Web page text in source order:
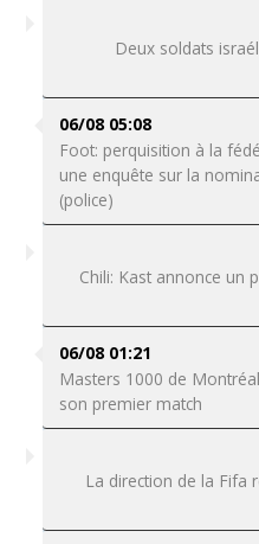
Deux soldats
06/08 05:08
Foot: perquisition à la
une enquête sur la
(police)
Chili: Kast annonce un
06/08 01:21
Masters 1000 de
son premier match
La direction de la Fifa